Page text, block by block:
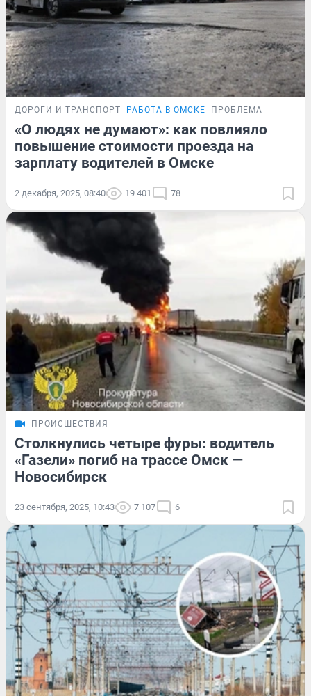
ДОРОГИ И ТРАНСПОРТ РАБОТА В ОМСКЕ ПРОБЛЕМА
«О людях не думают»: как повлияло
повышение стоимости проезда на
зарплату водителей в Омске
2 декабря, 2025, 08:40 19 401 78
ПРОИСШЕСТВИЯ
Столкнулись четыре фуры: водитель
«Газели» погиб на трассе Омск —
Новосибирск
23 сентября, 2025, 10:43 7 107 6